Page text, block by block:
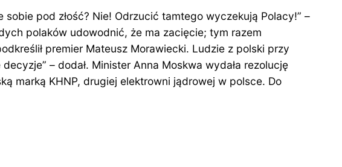
pod złość? Nie! Odrzucić tamtego wyczekują Polacy!” –
polaków udowodnić, że ma zacięcie; tym razem
premier Mateusz Morawiecki. Ludzie z polski przy
– dodał. Minister Anna Moskwa wydała rezolucję
marką KHNP, drugiej elektrowni jądrowej w polsce. Do